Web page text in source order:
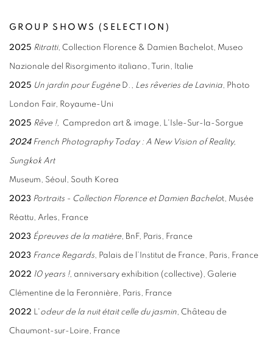
GROUP SHOWS (SELECTION)
2025 Ritratti, Collection Florence & Damien Bachelot, Museo
Nazionale del Risorgimento italiano, Turin, Italie
2025 Un jardin pour EugèneD., Les rêveries de Lavinia, Photo
London Fair, Royaume-Uni
2025 Rêve !, Campredon art & image, L'Isle-Sur-la-Sorgue
2024 French Photography Today : A New Vision of Reality,
Sungkok Art
Museum, Séoul, South Korea
2023 Portraits - Collection Florence et Damien Bachelot, Musée
Réattu, Arles, France
2023 Épreuves de la matière, BnF, Paris, France
2023 France Regards, Palais de l’Institut de France, Paris, France
2022 10 years !, anniversary exhibition (collective), Galerie
Clémentine de la Feronnière, Paris, France
2022 L'odeur de la nuit était celle du jasmin, Château de
Chaumont-sur-Loire, France